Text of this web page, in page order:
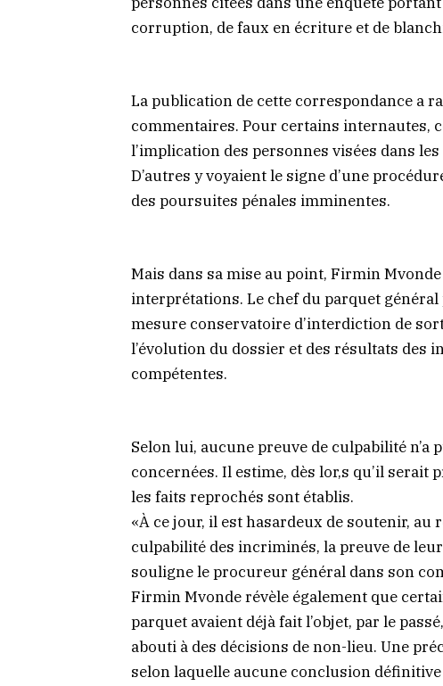
corruption, de faux en écriture et de
La publication de cette correspondance a
commentaires. Pour certains internautes,
l’implication des personnes visées dans
D’autres y voyaient le signe d’une
des poursuites pénales imminentes.
Mais dans sa mise au point, Firmin
interprétations. Le chef du parquet
mesure conservatoire d’interdiction de
l’évolution du dossier et des résultats des
compétentes.
Selon lui, aucune preuve de culpabilité
concernées. Il estime, dès lor,s qu’il serait
les faits reprochés sont établis.
«À ce jour, il est hasardeux de soutenir, au
culpabilité des incriminés, la preuve de
souligne le procureur général dans son
Firmin Mvonde révèle également que
parquet avaient déjà fait l’objet, par le
abouti à des décisions de non-lieu. Une
selon laquelle aucune conclusion